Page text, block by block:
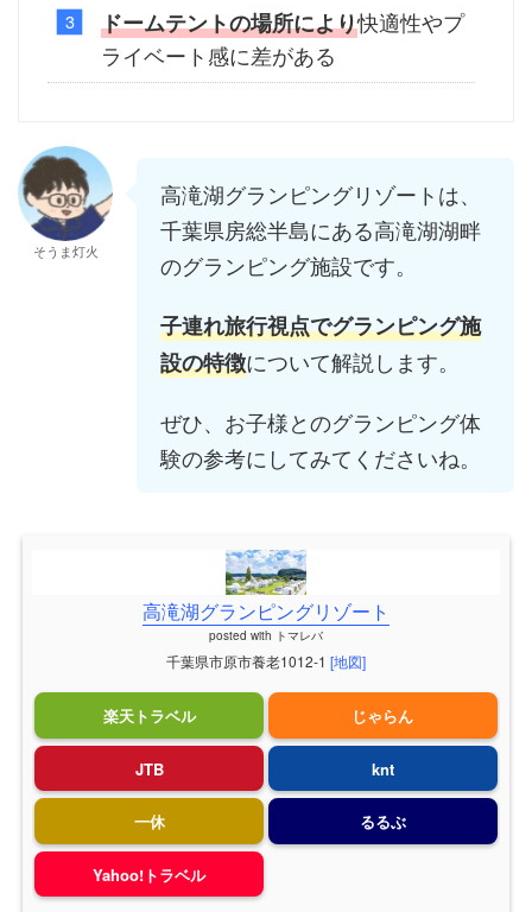
ドームテントの場所により快適性やプ
ライベート感に差がある
そうま灯火
高滝湖グランピングリゾートは、
千葉県房総半島にある高滝湖湖畔
のグランピング施設です。
子連れ旅行視点でグランピング施
設の特徴について解説します。
ぜひ、お子様とのグランピング体
験の参考にしてみてくださいね。
高滝湖グランピングリゾート
posted with トマレバ
千葉県市原市養老1012-1 [地図]
楽天トラベル じゃらん
JTB knt
一休 るるぶ
Yahoo!トラベル